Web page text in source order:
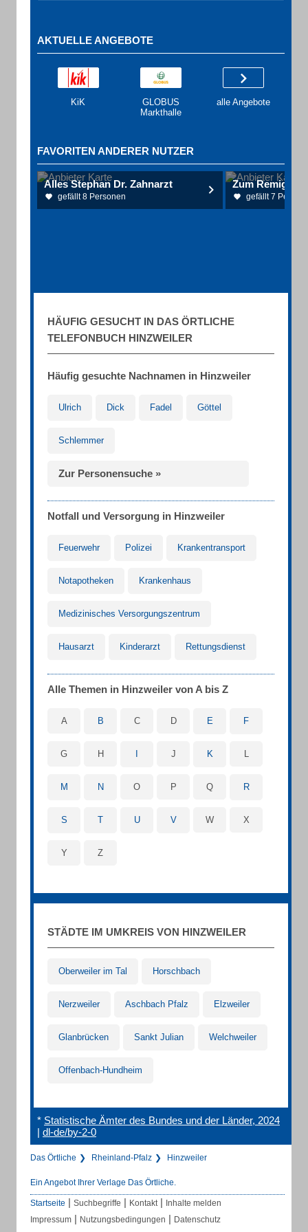
AKTUELLE ANGEBOTE
KiK
GLOBUS
Markthalle
alle Angebote
FAVORITEN ANDERER NUTZER
Alles Stephan Dr. Zahnarzt
gefällt 8 Personen
Zum
gefällt 7
HÄUFIG GESUCHT IN DAS ÖRTLICHE
TELEFONBUCH HINZWEILER
Häufig gesuchte Nachnamen in Hinzweiler
Ulrich Dick Fadel Göttel
Schlemmer
Zur Personensuche »
Notfall und Versorgung in Hinzweiler
Feuerwehr Polizei Krankentransport
Notapotheken Krankenhaus
Medizinisches Versorgungszentrum
Hausarzt Kinderarzt Rettungsdienst
Alle Themen in Hinzweiler von A bis Z
A B C D E F
G H J K L
M N O P Q R
S T U V W X
Y Z
STÄDTE IM UMKREIS VON HINZWEILER
Oberweiler im Tal Horschbach
Nerzweiler Aschbach Pfalz Elzweiler
Glanbrücken Sankt Julian Welchweiler
Offenbach-Hundheim
* Statistische Ämter des Bundes und der Länder, 2024
| dl-de/by-2-0
Das Örtliche Rheinland-Pfalz Hinzweiler
Ein Angebot Ihrer Verlage Das Örtliche.
Startseite | Suchbegriffe | Kontakt | Inhalte melden
Impressum | Nutzungsbedingungen | Datenschutz